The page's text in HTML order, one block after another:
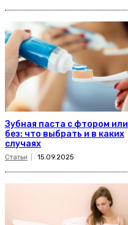
Зубная паста с фтором или
без: что выбрать и в каких
случаях
Статьи 15.09.2025